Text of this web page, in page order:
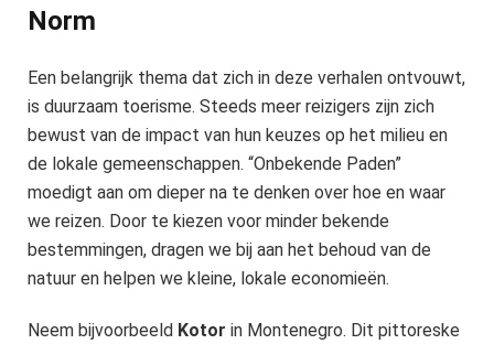
Norm
Een belangrijk thema dat zich in deze verhalen ontvouwt,
is duurzaam toerisme. Steeds meer reizigers zijn zich
bewust van de impact van hun keuzes op het milieu en
de lokale gemeenschappen. “Onbekende Paden”
moedigt aan om dieper na te denken over hoe en waar
we reizen. Door te kiezen voor minder bekende
bestemmingen, dragen we bij aan het behoud van de
natuur en helpen we kleine, lokale economieën.
Neem bijvoorbeeld Kotor in Montenegro. Dit pittoreske